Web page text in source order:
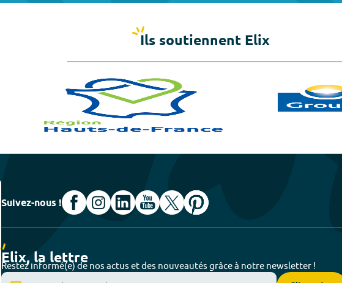
Ils soutiennent Elix
Suivez-nous !
Elix, la lettre
Restez informé(e) de nos actus et des nouveautés grâce à notre newsletter !